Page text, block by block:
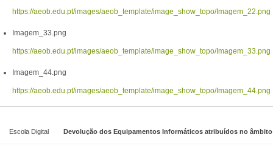
https://aeob.edu.pt/images/aeob_template/image_show_topo/Imagem_22.png
Imagem_33.png
https://aeob.edu.pt/images/aeob_template/image_show_topo/Imagem_33.png
Imagem_44.png
https://aeob.edu.pt/images/aeob_template/image_show_topo/Imagem_44.png
Escola Digital Devolução dos Equipamentos Informáticos atribuídos no